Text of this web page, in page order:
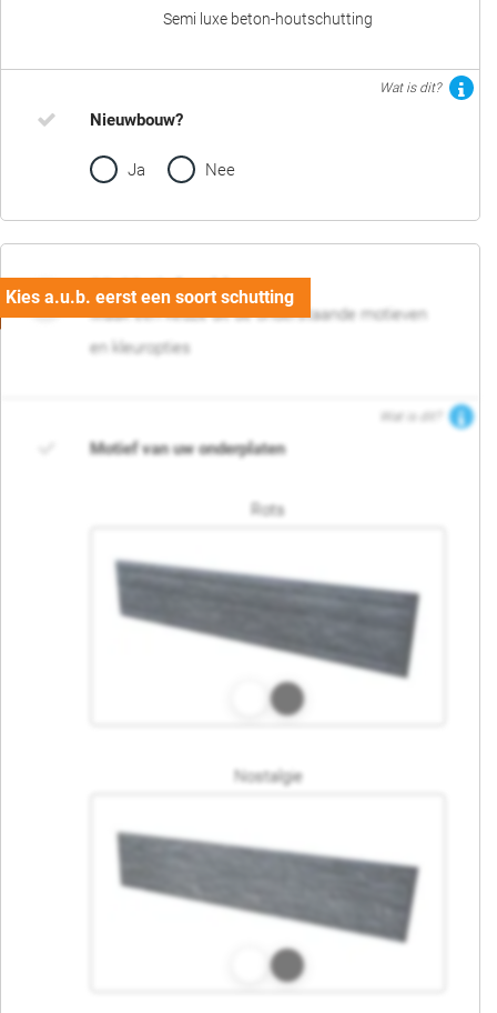
Semi luxe beton-houtschutting
Wat is dit?
Nieuwbouw?
Ja Nee
02. Motief en kleur
Maak een keuze uit de onderstaande motieven
en kleuropties
Wat is dit?
Motief van uw onderplaten
Rots
Nostalgie